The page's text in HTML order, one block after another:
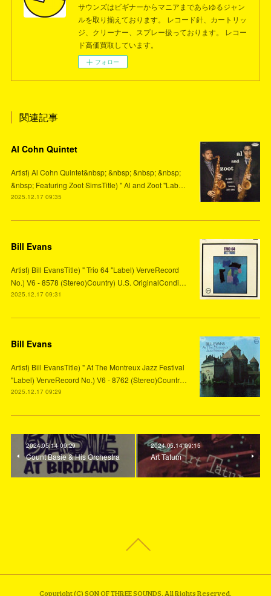
サウンズはビギナーからマニアまであらゆるジャン
ルを取り揃えております。 レコード針、カートリッ
ジ、クリーナー、スプレー扱っております。 レコー
ド高価買取しています。
フォロー
関連記事
Al Cohn Quintet
Artist) Al Cohn Quintet&nbsp; &nbsp; &nbsp; &nbsp;
&nbsp; Featuring Zoot SimsTitle) " Al and Zoot "Lab…
2025.12.17 09:35
Bill Evans
Artist) Bill EvansTitle) " Trio 64 "Label) VerveRecord
No.) V6 - 8578 (Stereo)Country) U.S. OriginalCondi…
2025.12.17 09:31
Bill Evans
Artist) Bill EvansTitle) " At The Montreux Jazz Festival
"Label) VerveRecord No.) V6 - 8762 (Stereo)Countr…
2025.12.17 09:29
2024.05.14 09:29
Count Basie & His Orchestra
2024.05.14 09:15
Art Tatum
Copyright (C) SON OF THREE SOUNDS. All Rights Reserved.